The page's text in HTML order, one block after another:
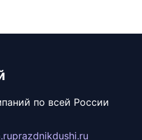
по всей России
prazdnikdushi.ru